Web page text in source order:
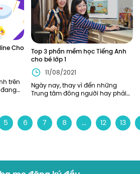
Cho
trên
các
Top 3 phần mềm học Tiếng Anh
cho bé lớp 1
11/08/2021
Ngày nay, thay vì đến những
Trung tâm đông người hay phải
việc sở hữu một Phần mềm
5 6 7 8 ... 12 13